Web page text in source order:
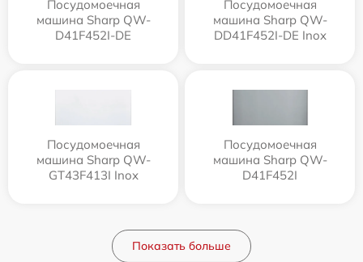
Посудомоечная
машина Sharp QW-
D41F452I-DE
Посудомоечная
машина Sharp QW-
DD41F452I-DE Inox
Посудомоечная
машина Sharp QW-
GT43F413I Inox
Посудомоечная
машина Sharp QW-
D41F452I
Показать больше